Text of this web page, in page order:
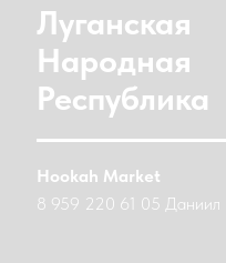
Луганская
Народная
Республика
Hookah Market
8 959 220 61 05 Даниил